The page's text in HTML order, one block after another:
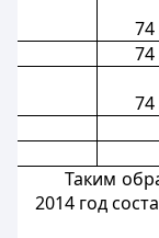
74
74
74
Таким
2014 год